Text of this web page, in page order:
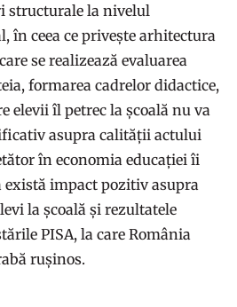
structurale la nivelul
în ceea ce privește arhitectura
se realizează evaluarea
formarea cadrelor didactice,
elevii îl petrec la școală nu va
asupra calității actului
în economia educației îi
există impact pozitiv asupra
la școală și rezultatele
PISA, la care România
rușinos.